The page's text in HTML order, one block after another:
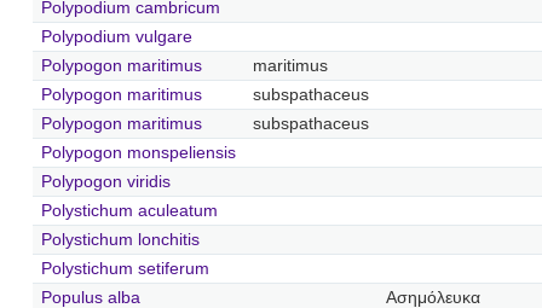
Polypodium cambricum
Polypodium vulgare
Polypogon maritimus
maritimus
Polypogon maritimus
subspathaceus
Polypogon maritimus
subspathaceus
Polypogon monspeliensis
Polypogon viridis
Polystichum aculeatum
Polystichum lonchitis
Polystichum setiferum
Populus alba
Ασημόλευκα